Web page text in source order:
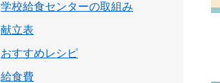
学校給食センターの取組み
献立表
おすすめレシピ
給食費